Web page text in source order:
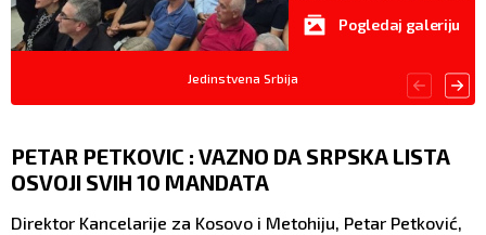
Jedinstvena Srbija
Pogledaj galeriju
PETAR PETKOVIC : VAZNO DA SRPSKA LISTA
OSVOJI SVIH 10 MANDATA
Direktor Kancelarije za Kosovo i Metohiju, Petar Petković,